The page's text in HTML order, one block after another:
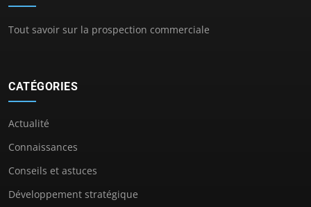
Tout savoir sur la prospection commerciale
CATÉGORIES
Actualité
Connaissances
Conseils et astuces
Développement stratégique